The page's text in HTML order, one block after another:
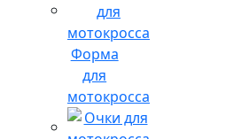
Форма
для
мотокросса